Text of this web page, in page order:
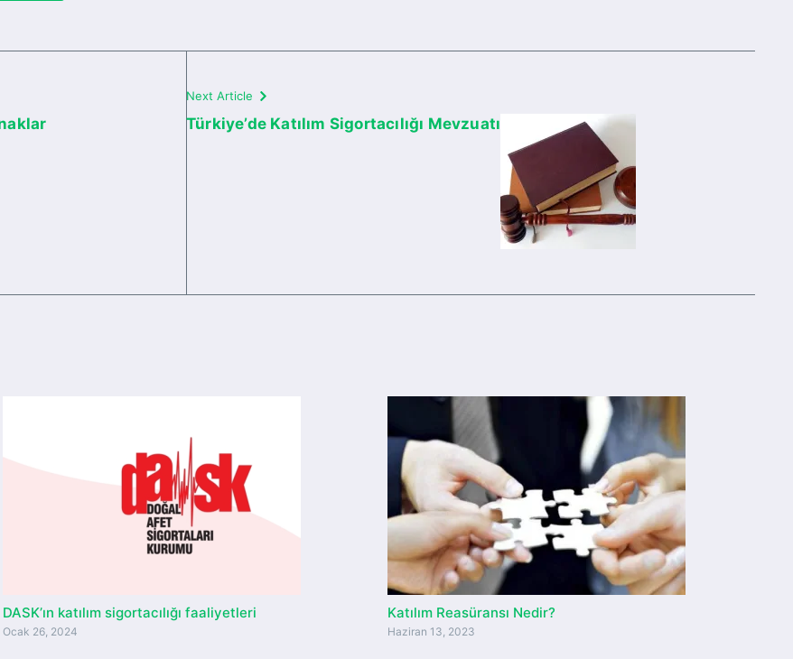
Next Article
Türkiye’de Katılım Sigortacılığı Mevzuatı
DASK’ın katılım sigortacılığı faaliyetleri
Ocak 26, 2024
Katılım Reasüransı Nedir?
Haziran 13, 2023